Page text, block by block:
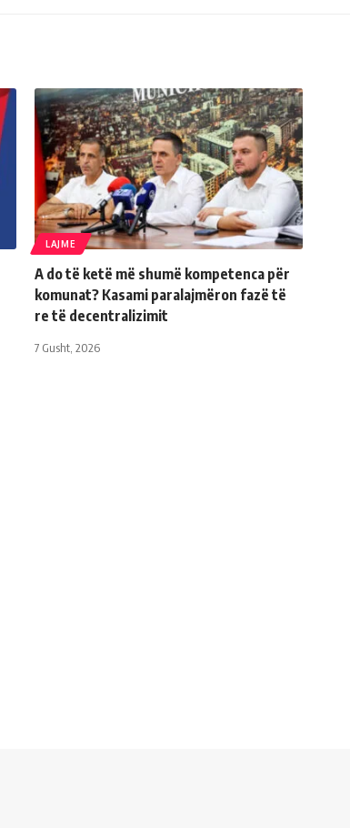
LAJME
A do të ketë më shumë kompetenca për
komunat? Kasami paralajmëron fazë të
re të decentralizimit
7 Gusht, 2026